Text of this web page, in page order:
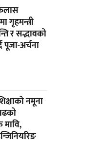
गृहमन्त्री
र सद्भावको
पूजा-अर्चना
नमूना
मावि,